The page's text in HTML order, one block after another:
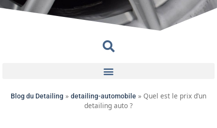
Blog du Detailing » detailing-automobile » Quel est le prix d’un
detailing auto ?